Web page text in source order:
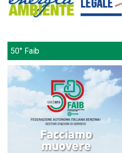
50° Faib